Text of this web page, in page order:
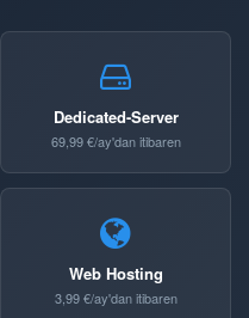
Dedicated-Server
69,99 €/ay'dan itibaren
Web Hosting
3,99 €/ay'dan itibaren